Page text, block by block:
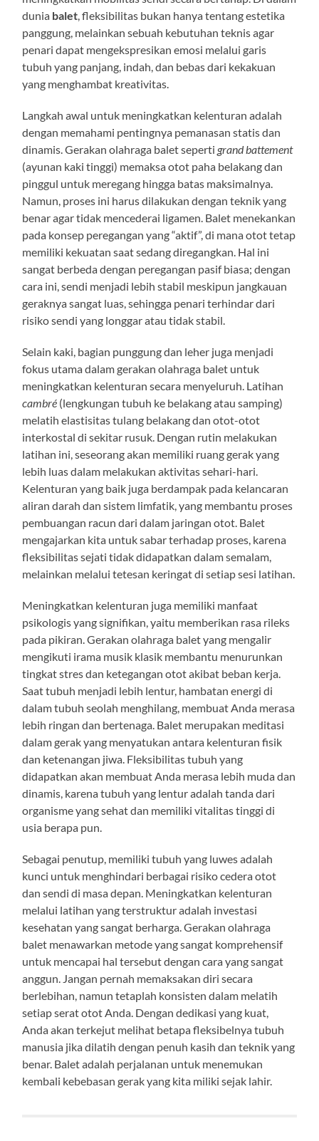
dunia balet, fleksibilitas bukan hanya tentang estetika
panggung, melainkan sebuah kebutuhan teknis agar
penari dapat mengekspresikan emosi melalui garis
tubuh yang panjang, indah, dan bebas dari kekakuan
yang menghambat kreativitas.
Langkah awal untuk meningkatkan kelenturan adalah
dengan memahami pentingnya pemanasan statis dan
dinamis. Gerakan olahraga balet seperti grand battement
(ayunan kaki tinggi) memaksa otot paha belakang dan
pinggul untuk meregang hingga batas maksimalnya.
Namun, proses ini harus dilakukan dengan teknik yang
benar agar tidak mencederai ligamen. Balet menekankan
pada konsep peregangan yang “aktif”, di mana otot tetap
memiliki kekuatan saat sedang diregangkan. Hal ini
sangat berbeda dengan peregangan pasif biasa; dengan
cara ini, sendi menjadi lebih stabil meskipun jangkauan
geraknya sangat luas, sehingga penari terhindar dari
risiko sendi yang longgar atau tidak stabil.
Selain kaki, bagian punggung dan leher juga menjadi
fokus utama dalam gerakan olahraga balet untuk
meningkatkan kelenturan secara menyeluruh. Latihan
cambré (lengkungan tubuh ke belakang atau samping)
melatih elastisitas tulang belakang dan otot-otot
interkostal di sekitar rusuk. Dengan rutin melakukan
latihan ini, seseorang akan memiliki ruang gerak yang
lebih luas dalam melakukan aktivitas sehari-hari.
Kelenturan yang baik juga berdampak pada kelancaran
aliran darah dan sistem limfatik, yang membantu proses
pembuangan racun dari dalam jaringan otot. Balet
mengajarkan kita untuk sabar terhadap proses, karena
fleksibilitas sejati tidak didapatkan dalam semalam,
melainkan melalui tetesan keringat di setiap sesi latihan.
Meningkatkan kelenturan juga memiliki manfaat
psikologis yang signifikan, yaitu memberikan rasa rileks
pada pikiran. Gerakan olahraga balet yang mengalir
mengikuti irama musik klasik membantu menurunkan
tingkat stres dan ketegangan otot akibat beban kerja.
Saat tubuh menjadi lebih lentur, hambatan energi di
dalam tubuh seolah menghilang, membuat Anda merasa
lebih ringan dan bertenaga. Balet merupakan meditasi
dalam gerak yang menyatukan antara kelenturan fisik
dan ketenangan jiwa. Fleksibilitas tubuh yang
didapatkan akan membuat Anda merasa lebih muda dan
dinamis, karena tubuh yang lentur adalah tanda dari
organisme yang sehat dan memiliki vitalitas tinggi di
usia berapa pun.
Sebagai penutup, memiliki tubuh yang luwes adalah
kunci untuk menghindari berbagai risiko cedera otot
dan sendi di masa depan. Meningkatkan kelenturan
melalui latihan yang terstruktur adalah investasi
kesehatan yang sangat berharga. Gerakan olahraga
balet menawarkan metode yang sangat komprehensif
untuk mencapai hal tersebut dengan cara yang sangat
anggun. Jangan pernah memaksakan diri secara
berlebihan, namun tetaplah konsisten dalam melatih
setiap serat otot Anda. Dengan dedikasi yang kuat,
Anda akan terkejut melihat betapa fleksibelnya tubuh
manusia jika dilatih dengan penuh kasih dan teknik yang
benar. Balet adalah perjalanan untuk menemukan
kembali kebebasan gerak yang kita miliki sejak lahir.